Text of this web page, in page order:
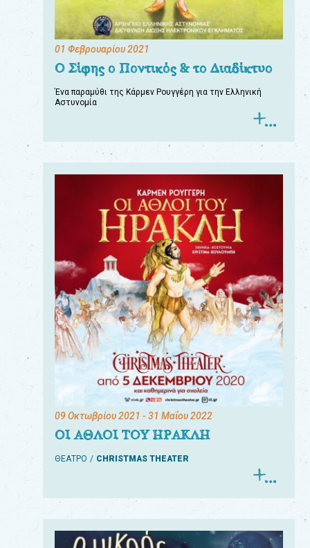
01 Φεβρουαρίου 2021
Ο Σίφης ο Ποντικός & το Διαδίκτυο
Ένα παραμύθι της Κάρμεν Ρουγγέρη για την Ελληνική
Αστυνομία
09 Οκτωβρίου 2021 - 31 Μαΐου 2022
ΟΙ ΑΘΛΟΙ ΤΟΥ ΗΡΑΚΛΗ
ΘΕΑΤΡΟ CHRISTMAS THEATER